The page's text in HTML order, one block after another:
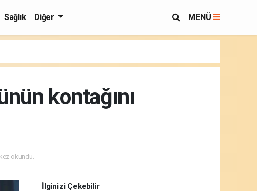
Sağlık Diğer MENÜ
kontağını
okundu.
İlginizi Çekebilir